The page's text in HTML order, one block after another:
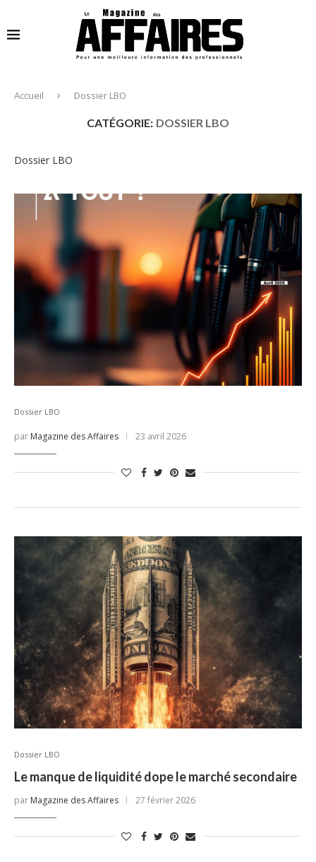
Accueil Dossier LBO
CATÉGORIE: DOSSIER LBO
Dossier LBO
Dossier LBO
par Magazine des Affaires 23 avril 2026
Dossier LBO
Le manque de liquidité dope le marché secondaire
par Magazine des Affaires 27 février 2026